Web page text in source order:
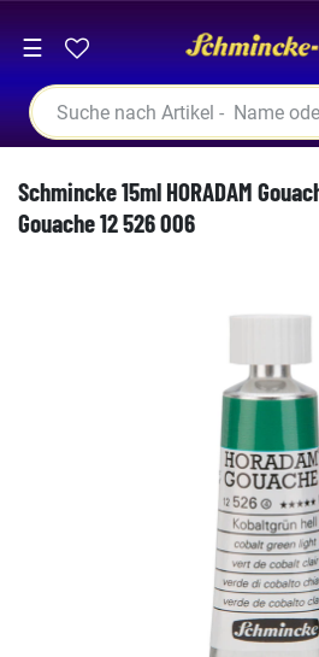
☰
Schmincke 15ml HORADAM
Gouache 12 526 006